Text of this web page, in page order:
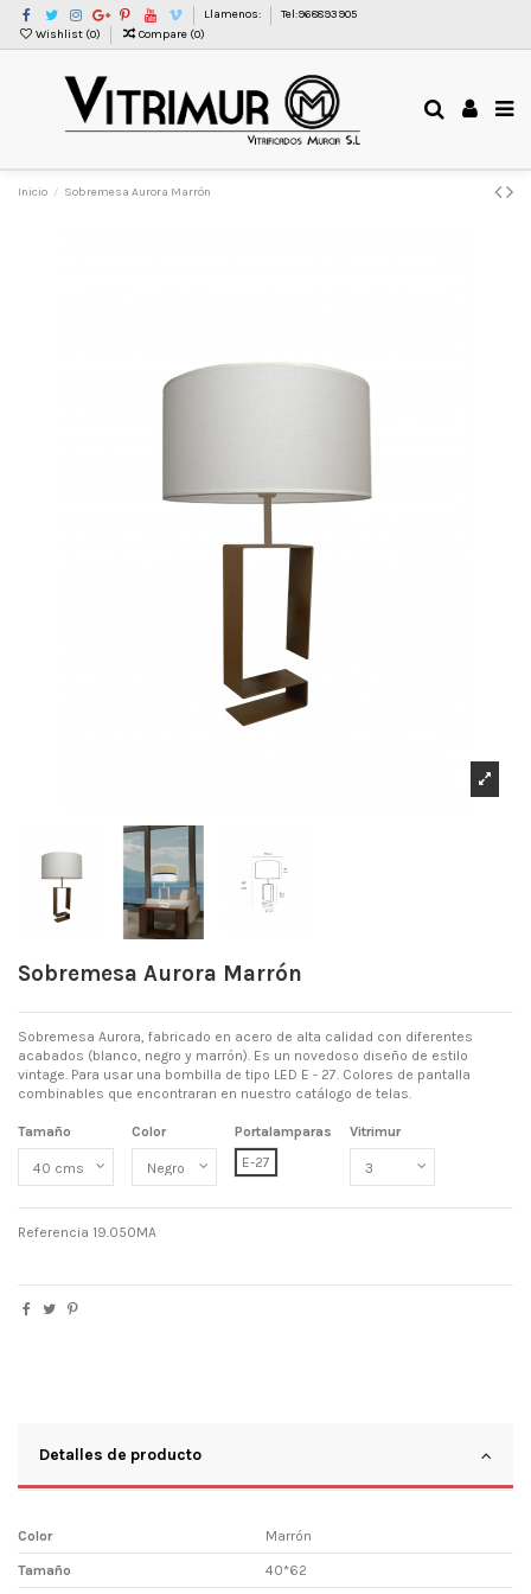
Llamenos:
Tel:968893905
Wishlist (0) Compare (0)
Inicio Sobremesa Aurora Marrón
Sobremesa Aurora Marrón
Sobremesa Aurora, fabricado en acero de alta calidad con diferentes
acabados (blanco, negro y marrón). Es un novedoso diseño de estilo
vintage. Para usar una bombilla de tipo LED E - 27. Colores de pantalla
combinables que encontraran en nuestro catálogo de telas.
Tamaño Color
Portalamparas
E-27
Vitrimur
Referencia 19.050MA
Detalles de producto
Color Marrón
Tamaño 40*62